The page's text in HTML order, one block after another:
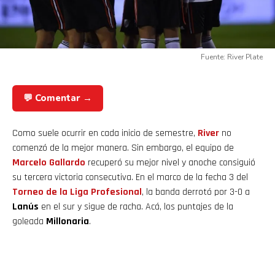
Fuente: River Plate
💬 Comentar →
Como suele ocurrir en cada inicio de semestre, River no
comenzó de la mejor manera. Sin embargo, el equipo de
Marcelo Gallardo recuperó su mejor nivel y anoche consiguió
su tercera victoria consecutiva. En el marco de la fecha 3 del
Torneo de la Liga Profesional, la banda derrotó por 3-0 a
Lanús en el sur y sigue de racha. Acá, los puntajes de la
goleada Millonaria.